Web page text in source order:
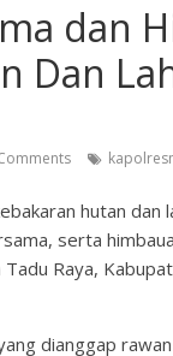
dan
Dan
hutan
serta
Raya,
dianggap